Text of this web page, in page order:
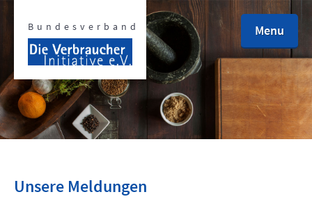
Bundesverband Menu
Unsere Meldungen